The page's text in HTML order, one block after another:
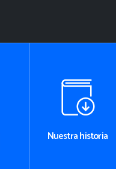
Nuestra historia